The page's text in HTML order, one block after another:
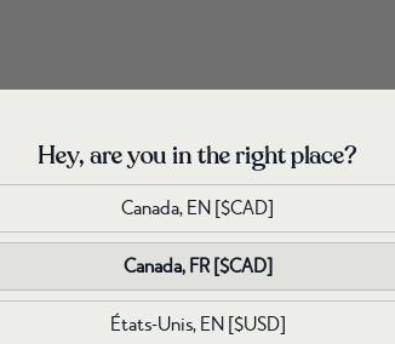
Hey, are you in the right place?
Canada, EN [$CAD]
Canada, FR[$CAD]
États-Unis, EN[$USD]
Hey, are you in the right place?
Canada, EN [$CAD]
Canada, FR[$CAD]
États-Unis, EN[$USD]